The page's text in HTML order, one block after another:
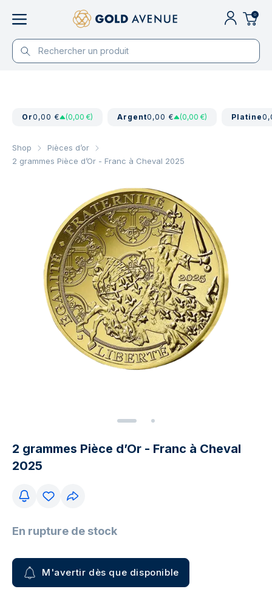
0
Or0,00 € (0,00 €) Argent0,00 € (0,00 €) Platine
Shop
Pièces d’or
2 grammes Pièce d’Or - Franc à Cheval 2025
2 grammes Pièce d’Or - Franc à Cheval
2025
En rupture de stock
M'avertir dès que disponible